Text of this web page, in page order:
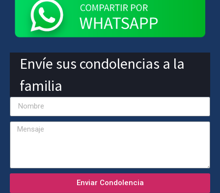
Envíe sus condolencias a la
familia
Enviar Condolencia